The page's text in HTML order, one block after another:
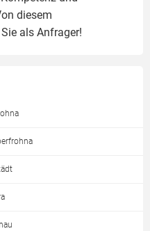
diesem
als Anfrager!